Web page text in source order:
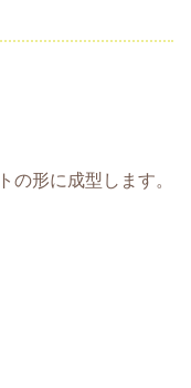
の形に成型します。